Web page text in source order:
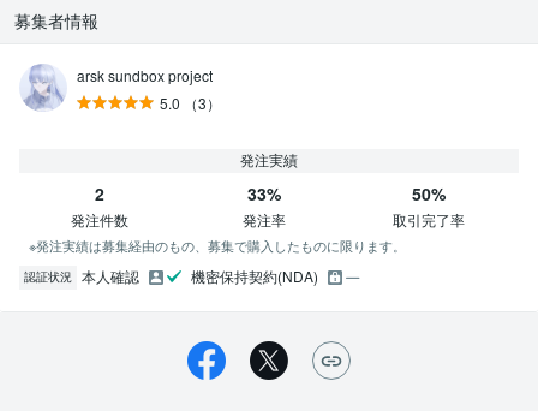
募集者情報
arsk sundbox project
5.0
（3）
発注実績
2
発注件数
33%
発注率
50%
取引完了率
※発注実績は募集経由のもの、募集で購入したものに限ります。
認証状況 本人確認 機密保持契約(NDA)